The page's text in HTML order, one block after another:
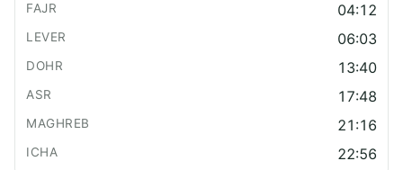
04:12
06:03
13:40
17:48
21:16
22:56